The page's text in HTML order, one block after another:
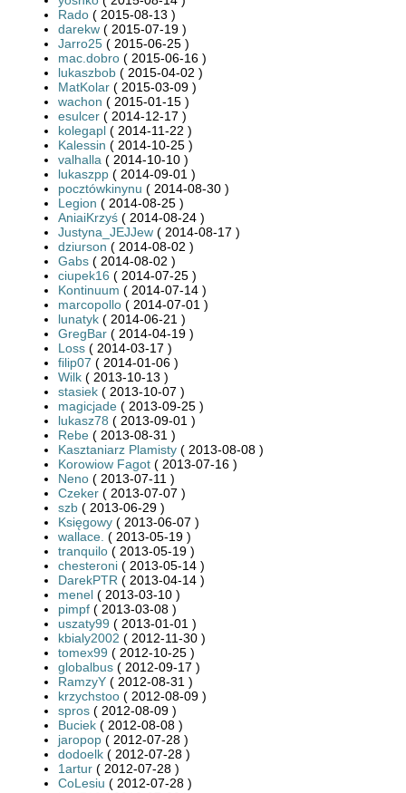
Rado ( 2015-08-13 )
darekw ( 2015-07-19 )
Jarro25 ( 2015-06-25 )
mac.dobro ( 2015-06-16 )
lukaszbob ( 2015-04-02 )
MatKolar ( 2015-03-09 )
wachon ( 2015-01-15 )
esulcer ( 2014-12-17 )
kolegapl ( 2014-11-22 )
Kalessin ( 2014-10-25 )
valhalla ( 2014-10-10 )
lukaszpp ( 2014-09-01 )
pocztówkinynu ( 2014-08-30 )
Legion ( 2014-08-25 )
AniaiKrzyś ( 2014-08-24 )
Justyna_JEJJew ( 2014-08-17 )
dziurson ( 2014-08-02 )
Gabs ( 2014-08-02 )
ciupek16 ( 2014-07-25 )
Kontinuum ( 2014-07-14 )
marcopollo ( 2014-07-01 )
lunatyk ( 2014-06-21 )
GregBar ( 2014-04-19 )
Loss ( 2014-03-17 )
filip07 ( 2014-01-06 )
Wilk ( 2013-10-13 )
stasiek ( 2013-10-07 )
magicjade ( 2013-09-25 )
lukasz78 ( 2013-09-01 )
Rebe ( 2013-08-31 )
Kasztaniarz Plamisty ( 2013-08-08 )
Korowiow Fagot ( 2013-07-16 )
Neno ( 2013-07-11 )
Czeker ( 2013-07-07 )
szb ( 2013-06-29 )
Księgowy ( 2013-06-07 )
wallace. ( 2013-05-19 )
tranquilo ( 2013-05-19 )
chesteroni ( 2013-05-14 )
DarekPTR ( 2013-04-14 )
menel ( 2013-03-10 )
pimpf ( 2013-03-08 )
uszaty99 ( 2013-01-01 )
kbialy2002 ( 2012-11-30 )
tomex99 ( 2012-10-25 )
globalbus ( 2012-09-17 )
RamzyY ( 2012-08-31 )
krzychstoo ( 2012-08-09 )
spros ( 2012-08-09 )
Buciek ( 2012-08-08 )
jaropop ( 2012-07-28 )
dodoelk ( 2012-07-28 )
1artur ( 2012-07-28 )
CoLesiu ( 2012-07-28 )